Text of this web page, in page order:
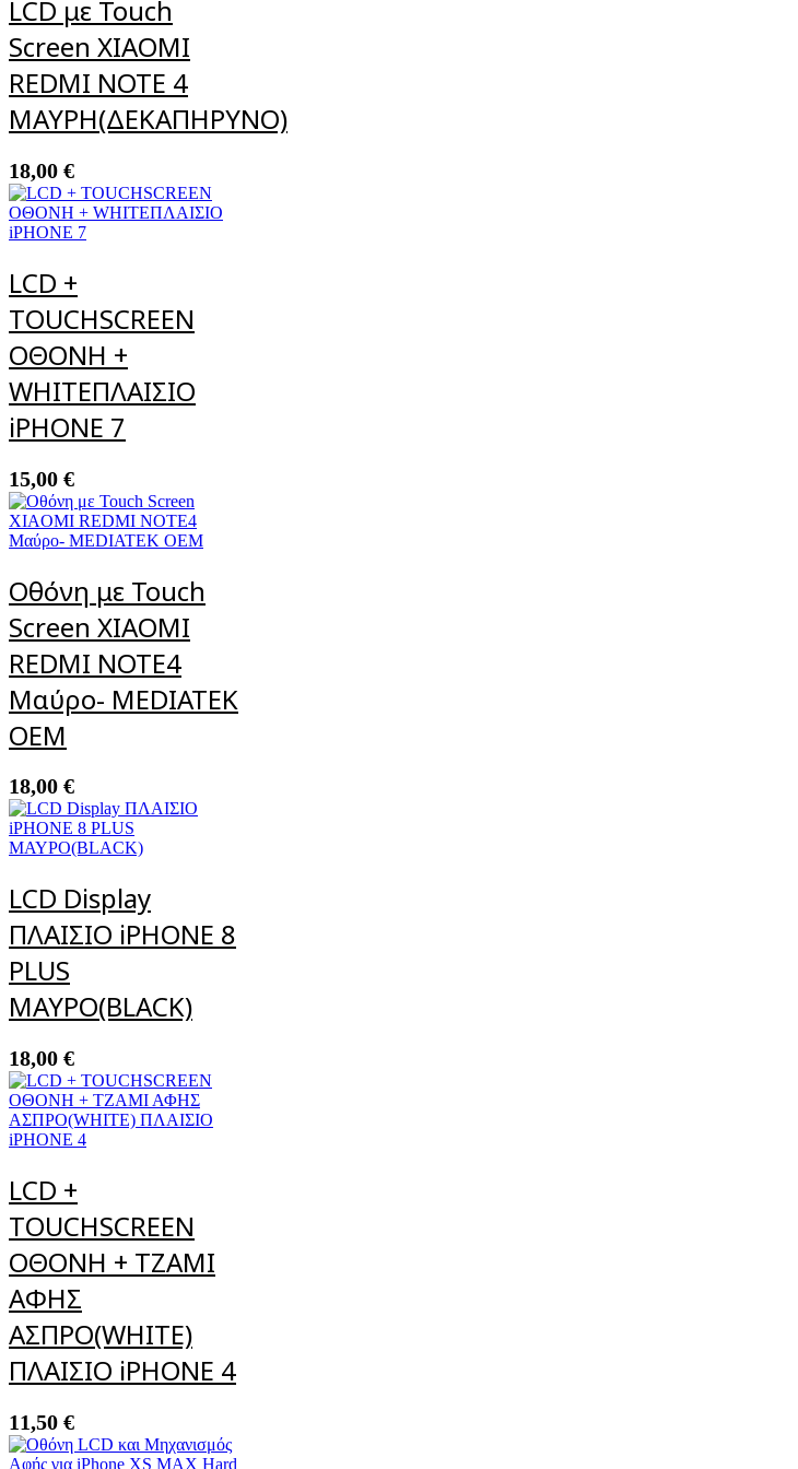
LCD με Touch
Screen ΧΙΑΟΜΙ
REDMΙ ΝΟΤΕ 4
ΜΑΥΡΗ(ΔΕΚΑΠΗΡΥΝΟ)
18,00 €
LCD +
TOUCHSCREEN
ΟΘΟΝΗ +
WHITEΠΛΑΙΣΙΟ
iPHONE 7
15,00 €
Οθόνη με Touch
Screen XIAOMI
REDMΙ ΝΟΤΕ4
Μαύρο- MEDIATEK
OEM
18,00 €
LCD Display
ΠΛΑΙΣΙΟ iPHONE 8
PLUS
ΜΑΥΡΟ(BLACK)
18,00 €
LCD +
TOUCHSCREEN
ΟΘΟΝΗ + ΤΖΑΜΙ
ΑΦΗΣ
ΑΣΠΡΟ(WHITE)
ΠΛΑΙΣΙΟ iPHONE 4
11,50 €